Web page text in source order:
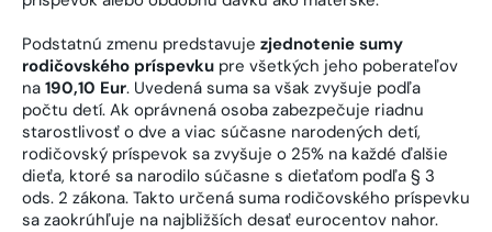
Podstatnú zmenu predstavuje zjednotenie sumy
rodičovského príspevku pre všetkých jeho poberateľov
na 190,10 Eur. Uvedená suma sa však zvyšuje podľa
počtu detí. Ak oprávnená osoba zabezpečuje riadnu
starostlivosť o dve a viac súčasne narodených detí,
rodičovský príspevok sa zvyšuje o 25% na každé ďalšie
dieťa, ktoré sa narodilo súčasne s dieťaťom podľa § 3
ods. 2 zákona. Takto určená suma rodičovského príspevku
sa zaokrúhľuje na najbližších desať eurocentov nahor.